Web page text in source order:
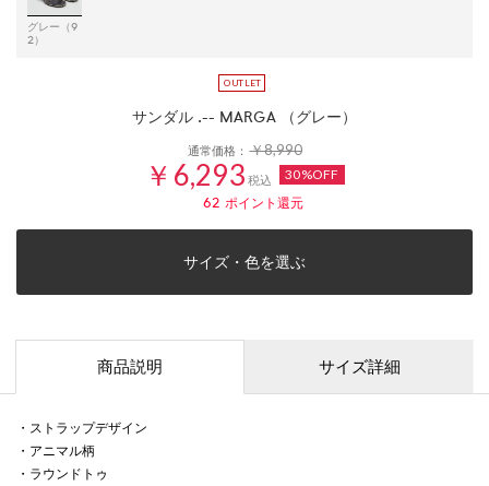
グレー（9
2）
サンダル .-- MARGA （グレー）
通常価格：￥8,990
￥6,293 税込 30%OFF
62 ポイント還元
サイズ・色を選ぶ
商品説明 サイズ詳細
・ストラップデザイン
・アニマル柄
・ラウンドトゥ